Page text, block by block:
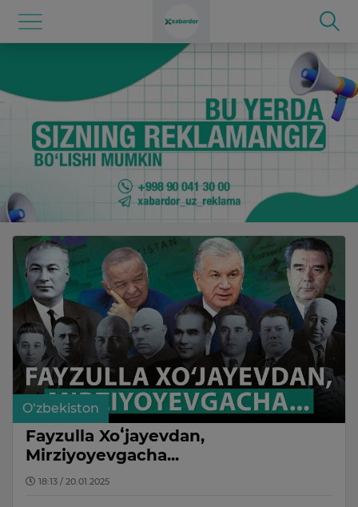
O‘zbekiston
Fayzulla Xoʻjayevdan,
Mirziyoyevgacha...
18:13 / 20.01.2025